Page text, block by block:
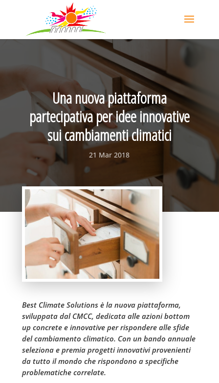
Una nuova piattaforma
partecipativa per idee innovative
sui cambiamenti climatici
21 Mar 2018
Best Climate Solutions è la nuova piattaforma,
sviluppata dal CMCC, dedicata alle azioni bottom
up concrete e innovative per rispondere alle sfide
del cambiamento climatico. Con un bando annuale
seleziona e premia progetti innovativi provenienti
da tutto il mondo che rispondono a specifiche
problematiche correlate.